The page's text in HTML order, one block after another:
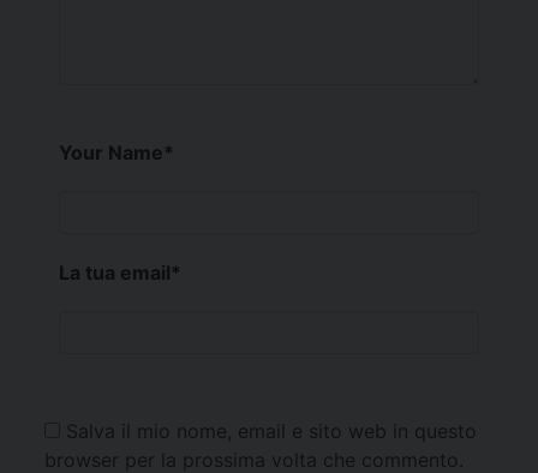
Your Name*
La tua email*
Salva il mio nome, email e sito web in questo
browser per la prossima volta che commento.